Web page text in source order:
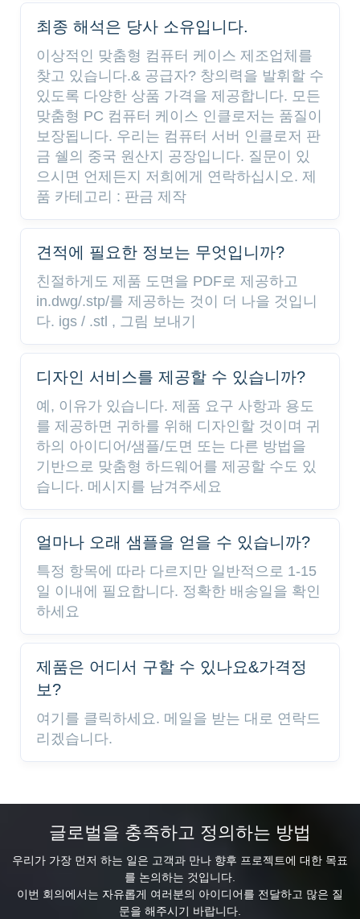
최종 해석은 당사 소유입니다.
이상적인 맞춤형 컴퓨터 케이스 제조업체를
찾고 있습니다.& 공급자? 창의력을 발휘할 수
있도록 다양한 상품 가격을 제공합니다. 모든
맞춤형 PC 컴퓨터 케이스 인클로저는 품질이
보장됩니다. 우리는 컴퓨터 서버 인클로저 판
금 쉘의 중국 원산지 공장입니다. 질문이 있
으시면 언제든지 저희에게 연락하십시오. 제
품 카테고리 : 판금 제작
견적에 필요한 정보는 무엇입니까?
친절하게도 제품 도면을 PDF로 제공하고
in.dwg/.stp/를 제공하는 것이 더 나을 것입니
다. igs / .stl , 그림 보내기
디자인 서비스를 제공할 수 있습니까?
예, 이유가 있습니다. 제품 요구 사항과 용도
를 제공하면 귀하를 위해 디자인할 것이며 귀
하의 아이디어/샘플/도면 또는 다른 방법을
기반으로 맞춤형 하드웨어를 제공할 수도 있
습니다. 메시지를 남겨주세요
얼마나 오래 샘플을 얻을 수 있습니까?
특정 항목에 따라 다르지만 일반적으로 1-15
일 이내에 필요합니다. 정확한 배송일을 확인
하세요
제품은 어디서 구할 수 있나요&가격정
보?
여기를 클릭하세요. 메일을 받는 대로 연락드
리겠습니다.
글로벌을 충족하고 정의하는 방법
우리가 가장 먼저 하는 일은 고객과 만나 향후 프로젝트에 대한 목표
를 논의하는 것입니다.
이번 회의에서는 자유롭게 여러분의 아이디어를 전달하고 많은 질
문을 해주시기 바랍니다.